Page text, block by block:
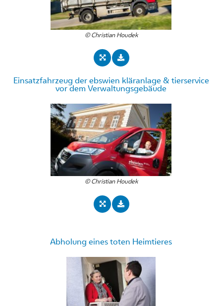
© Christian Houdek
Einsatzfahrzeug der ebswien kläranlage & tierservice
vor dem Verwaltungsgebäude
© Christian Houdek
Abholung eines toten Heimtieres